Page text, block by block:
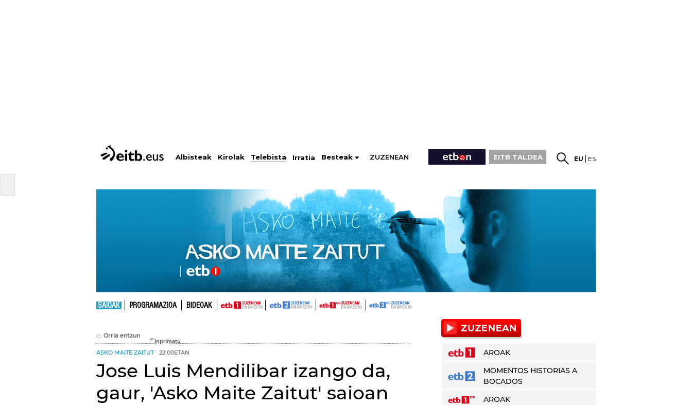
Albisteak Kirolak Telebista Irratia Besteak ZUZENEAN EITB TALDEA EU ES
SAIOAK PROGRAMAZIOA BIDEOAK
Orria entzun
ASKO MAITE ZAITUT 22:00ETAN
Jose Luis Mendilibar izango da,
gaur, 'Asko Maite Zaitut' saioan
AROAK
MOMENTOS HISTORIAS A
BOCADOS
AROAK